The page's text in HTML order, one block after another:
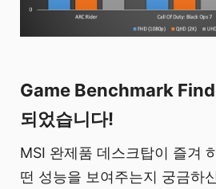
Game Benchmark
되었습니다!
MSI 완제품 데스크탑이 즐겨
떤 성능을 보여주는지 궁금하